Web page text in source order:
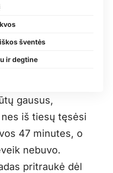
šventės
ir degtine
gausus,
iš tiesų tęsėsi
47 minutes, o
nebuvo.
pritraukė dėl